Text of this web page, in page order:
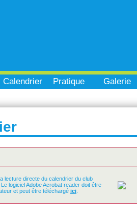
Calendrier Pratique Galerie
lecture directe du calendrier du club
logiciel Adobe Acrobat reader doit être
et peut être téléchargé ici